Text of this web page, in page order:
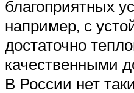
благоприятных
например, с
достаточно
качественными
В России нет